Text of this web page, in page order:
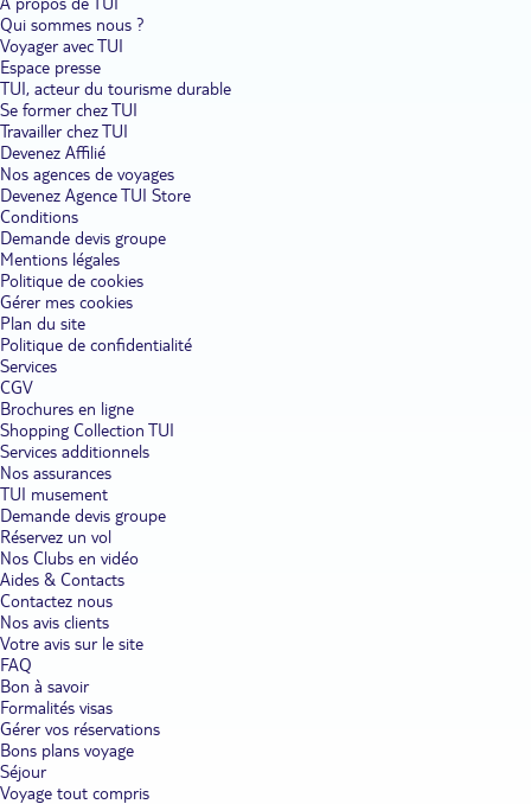
Qui sommes nous ?
Voyager avec TUI
Espace presse
TUI, acteur du tourisme durable
Se former chez TUI
Travailler chez TUI
Devenez Affilié
Nos agences de voyages
Devenez Agence TUI Store
Conditions
Demande devis groupe
Mentions légales
Politique de cookies
Gérer mes cookies
Plan du site
Politique de confidentialité
Services
CGV
Brochures en ligne
Shopping Collection TUI
Services additionnels
Nos assurances
TUI musement
Demande devis groupe
Réservez un vol
Nos Clubs en vidéo
Aides & Contacts
Contactez nous
Nos avis clients
Votre avis sur le site
FAQ
Bon à savoir
Formalités visas
Gérer vos réservations
Bons plans voyage
Séjour
Voyage tout compris